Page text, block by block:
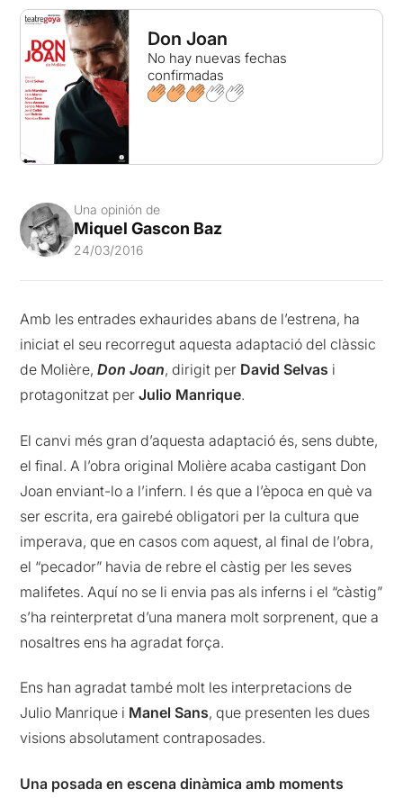
Don Joan
No hay nuevas fechas
confirmadas
Una opinión de
Miquel Gascon Baz
24/03/2016
Amb les entrades exhaurides abans de l’estrena, ha
iniciat el seu recorregut aquesta adaptació del clàssic
de Molière,Don Joan, dirigit per David Selvas i
protagonitzat perJulio Manrique.
El canvi més gran d’aquesta adaptació és, sens dubte,
el final. A l’obra original Molière acaba castigant Don
Joan enviant-lo a l’infern. I és que a l’època en què va
ser escrita, era gairebé obligatori per la cultura que
imperava, que en casos com aquest, al final de l’obra,
el “pecador” havia de rebre el càstig per les seves
malifetes. Aquí no se li envia pas als inferns i el “càstig”
s’ha reinterpretat d’una manera molt sorprenent, que a
nosaltres ens ha agradat força.
Ens han agradat també molt les interpretacions de
Julio Manrique i Manel Sans, que presenten les dues
visions absolutament contraposades.
Una posada en escena dinàmica amb moments